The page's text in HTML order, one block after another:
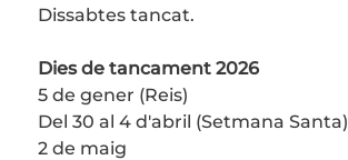
Dissabtes tancat.
Dies de tancament 2026
5 de gener (Reis)
Del 30 al 4 d'abril (Setmana Santa)
2 de maig